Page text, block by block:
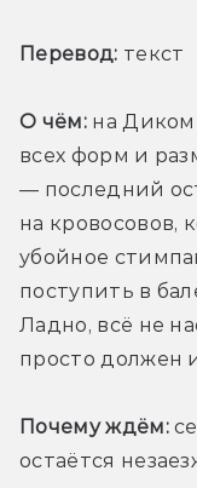
Перевод: текст
О чём: на Диком
всех форм и
— последний
на кровосовов,
убойное
поступить в
Ладно, всё не
просто должен
Почему ждём:
остаётся